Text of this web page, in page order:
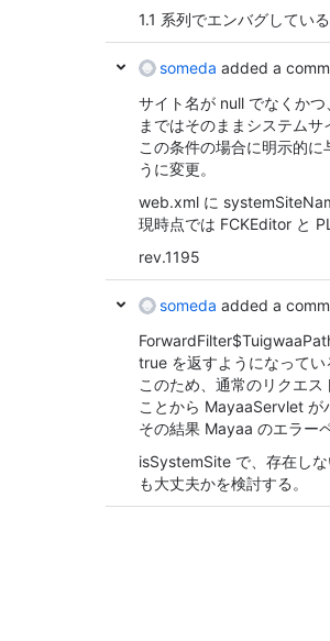
1.1 系列でエンバグしている
someda added a
サイト名が null でなくか
まではそのままシステム
この条件の場合に明示的
うに変更。
web.xml に
現時点では FCKEditor と
rev.1195
someda added a
true を返すようになってい
このため、通常のリクエ
ことから MayaaServlet が
その結果 Mayaa のエラー
isSystemSite で、存在し
も大丈夫かを検討する。